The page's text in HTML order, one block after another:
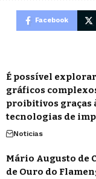
Facebook
É possível
gráficos
proibitivos graças
tecnologias de
Noticias
Mário Augusto de
de Ouro do